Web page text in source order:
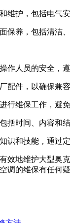
护，包括电气安
养，包括清洁、
人员的安全，遵
件，以确保兼容
维保工作，避免
时间、内容和结
和技能，通过定
地维护大型奥克
的维保有任何